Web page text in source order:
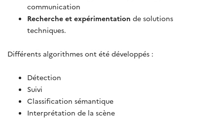
communication
Recherche et expérimentation de solutions
techniques.
Différents algorithmes ont été développés :
Détection
Suivi
Classification sémantique
Interprétation de la scène